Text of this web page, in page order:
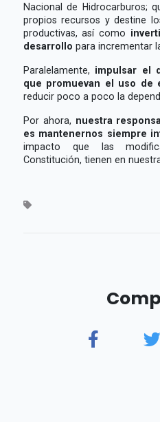
Nacional de Hidrocarburos;
propios recursos y destine
productivas, así como
desarrollo para incrementar
Paralelamente, impulsar el
que promuevan el uso de
reducir poco a poco la
Por ahora, nuestra
es mantenernos siempre
impacto que las
Constitución, tienen en